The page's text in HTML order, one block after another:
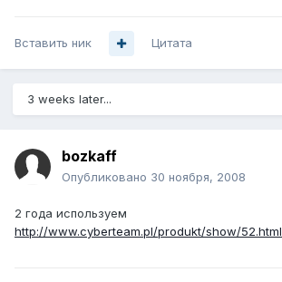
Вставить ник Цитата
3 weeks later...
bozkaff
Опубликовано 30 ноября, 2008
2 года используем
http://www.cyberteam.pl/produkt/show/52.html